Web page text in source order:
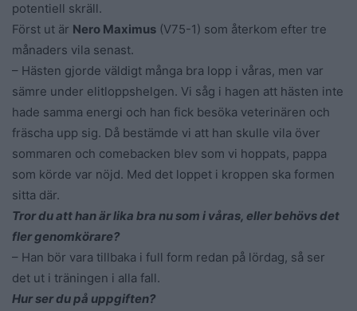
potentiell skräll.
Först ut är Nero Maximus (V75-1) som återkom efter tre
månaders vila senast.
– Hästen gjorde väldigt många bra lopp i våras, men var
sämre under elitloppshelgen. Vi såg i hagen att hästen inte
hade samma energi och han fick besöka veterinären och
fräscha upp sig. Då bestämde vi att han skulle vila över
sommaren och comebacken blev som vi hoppats, pappa
som körde var nöjd. Med det loppet i kroppen ska formen
sitta där.
Tror du att han är lika bra nu som i våras, eller behövs det
fler genomkörare?
– Han bör vara tillbaka i full form redan på lördag, så ser
det ut i träningen i alla fall.
Hur ser du på uppgiften?